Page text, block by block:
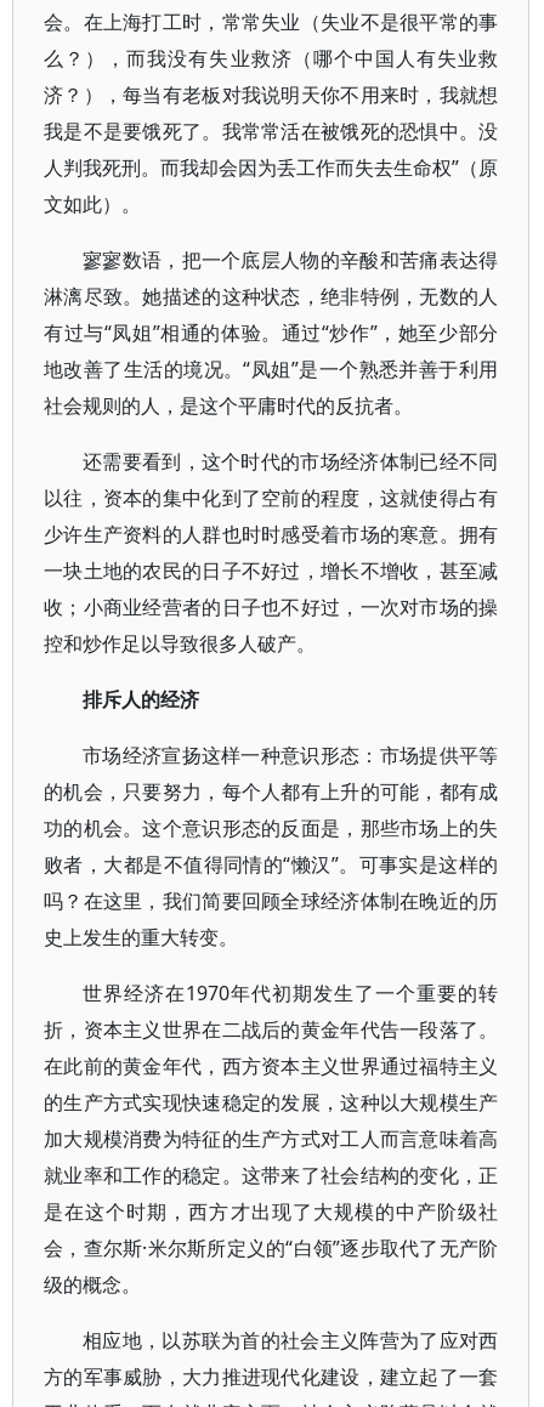
会。在上海打工时，常常失业（失业不是很平常的事
么？），而我没有失业救济（哪个中国人有失业救
济？），每当有老板对我说明天你不用来时，我就想
我是不是要饿死了。我常常活在被饿死的恐惧中。没
人判我死刑。而我却会因为丢工作而失去生命权”（原
文如此）。
寥寥数语，把一个底层人物的辛酸和苦痛表达得
淋漓尽致。她描述的这种状态，绝非特例，无数的人
有过与“凤姐”相通的体验。通过“炒作”，她至少部分
地改善了生活的境况。“凤姐”是一个熟悉并善于利用
社会规则的人，是这个平庸时代的反抗者。
还需要看到，这个时代的市场经济体制已经不同
以往，资本的集中化到了空前的程度，这就使得占有
少许生产资料的人群也时时感受着市场的寒意。拥有
一块土地的农民的日子不好过，增长不增收，甚至减
收；小商业经营者的日子也不好过，一次对市场的操
控和炒作足以导致很多人破产。
排斥人的经济
市场经济宣扬这样一种意识形态：市场提供平等
的机会，只要努力，每个人都有上升的可能，都有成
功的机会。这个意识形态的反面是，那些市场上的失
败者，大都是不值得同情的“懒汉”。可事实是这样的
吗？在这里，我们简要回顾全球经济体制在晚近的历
史上发生的重大转变。
世界经济在1970年代初期发生了一个重要的转
折，资本主义世界在二战后的黄金年代告一段落了。
在此前的黄金年代，西方资本主义世界通过福特主义
的生产方式实现快速稳定的发展，这种以大规模生产
加大规模消费为特征的生产方式对工人而言意味着高
就业率和工作的稳定。这带来了社会结构的变化，正
是在这个时期，西方才出现了大规模的中产阶级社
会，查尔斯·米尔斯所定义的“白领”逐步取代了无产阶
级的概念。
相应地，以苏联为首的社会主义阵营为了应对西
方的军事威胁，大力推进现代化建设，建立起了一套